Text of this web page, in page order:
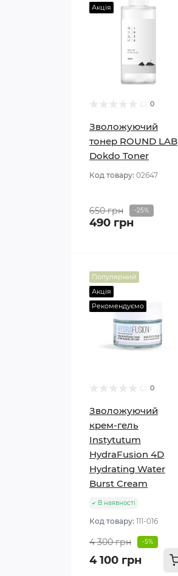
Акція
0
Зволожуючий
тонер ROUND LAB
Dokdo Toner
Код товару: 02647
650 грн -25%
490 грн
Популярний
Акція
Рекомендуємо
0
Зволожуючий
крем-гель
Instytutum
HydraFusion 4D
Hydrating Water
Burst Cream
В наявності
Код товару: 111-016
4 300 грн -5%
4 100 грн